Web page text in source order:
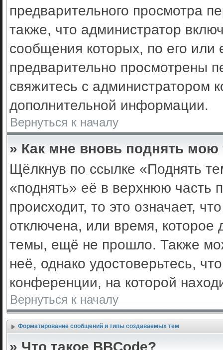
предварительного просмотра
также, что администратор
сообщения которых, по его
предварительно просмотрены
свяжитесь с администратором
дополнительной информации.
Вернуться к началу
» Как мне вновь поднять мою
Щёлкнув по ссылке «Поднять
«поднять» её в верхнюю часть
происходит, то это означает,
отключена, или время, которое
темы, ещё не прошло. Также
неё, однако удостоверьтесь,
конференции, на которой
Вернуться к началу
Форматирование сообщений и типы создаваемых тем
» Что такое BBCode?